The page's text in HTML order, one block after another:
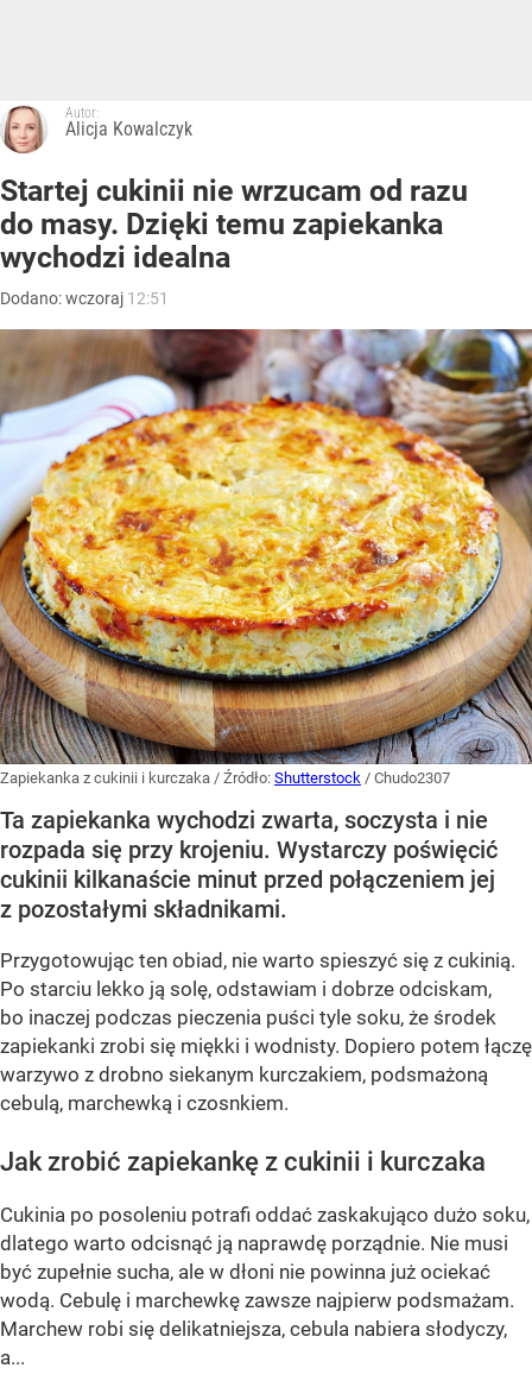
Autor:
Alicja Kowalczyk
Startej cukinii nie wrzucam od razu
do masy. Dzięki temu zapiekanka
wychodzi idealna
Dodano:wczoraj 12:51
Zapiekanka z cukinii i kurczaka / Źródło: Shutterstock / Chudo2307
Ta zapiekanka wychodzi zwarta, soczysta i nie
rozpada się przy krojeniu. Wystarczy poświęcić
cukinii kilkanaście minut przed połączeniem jej
z pozostałymi składnikami.
Przygotowując ten obiad, nie warto spieszyć się z cukinią.
Po starciu lekko ją solę, odstawiam i dobrze odciskam,
bo inaczej podczas pieczenia puści tyle soku, że środek
zapiekanki zrobi się miękki i wodnisty. Dopiero potem łączę
warzywo z drobno siekanym kurczakiem, podsmażoną
cebulą, marchewką i czosnkiem.
Jak zrobić zapiekankę z cukinii i kurczaka
Cukinia po posoleniu potrafi oddać zaskakująco dużo soku,
dlatego warto odcisnąć ją naprawdę porządnie. Nie musi
być zupełnie sucha, ale w dłoni nie powinna już ociekać
wodą. Cebulę i marchewkę zawsze najpierw podsmażam.
Marchew robi się delikatniejsza, cebula nabiera słodyczy,
a...